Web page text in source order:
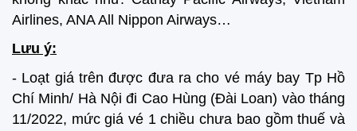
Airlines, ANA All Nippon Airways…
Lưu ý:
- Loạt giá trên được đưa ra cho vé máy bay Tp Hồ
Chí Minh/ Hà Nội đi Cao Hùng (Đài Loan) vào tháng
11/2022, mức giá vé 1 chiều chưa bao gồm thuế và